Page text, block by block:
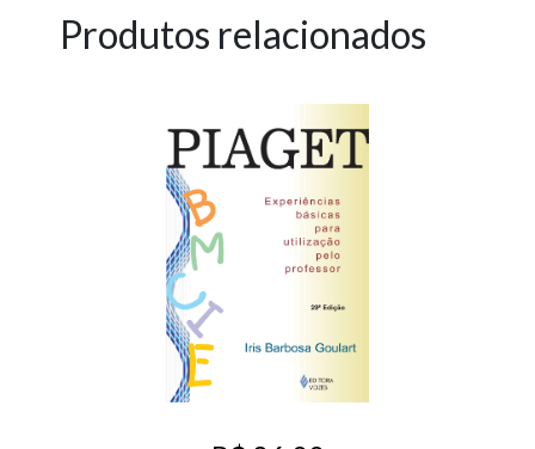
Produtos relacionados